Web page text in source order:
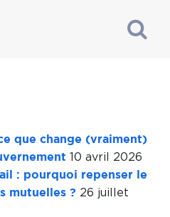
que change (vraiment)
10 avril 2026
: pourquoi repenser le
mutuelles ? 26 juillet